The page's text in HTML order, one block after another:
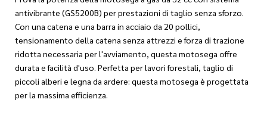
antivibrante (GS5200B) per prestazioni di taglio senza sforzo.
Con una catena e una barra in acciaio da 20 pollici,
tensionamento della catena senza attrezzi e forza di trazione
ridotta necessaria per l'avviamento, questa motosega offre
durata e facilità d'uso. Perfetta per lavori forestali, taglio di
piccoli alberi e legna da ardere: questa motosega è progettata
per la massima efficienza.